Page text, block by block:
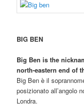
BIG BEN
Big Ben is the
north-eastern end of
Big Ben è il
posizionato all’angolo
Londra.